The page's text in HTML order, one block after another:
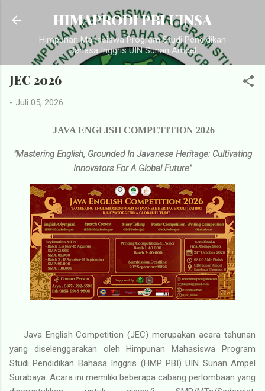
Langsung ke konten utama
HIMAPRODI PBI UINSA
Himpunan Mahasiswa Program Studi Pendidikan
Bahasa Inggris UIN Sunan Ampel
JEC 2026
- Juli 05, 2026
JAVA ENGLISH COMPETITION 2026
"Mastering English, Grounded In Javanese Heritage: Cultivating
Innovators For A Global Future"
Java English Competition (JEC) merupakan acara tahunan
yang diselenggarakan oleh Himpunan Mahasiswa Program
Studi Pendidikan Bahasa Inggris (HMP PBI) UIN Sunan Ampel
Surabaya. Acara ini memiliki beberapa cabang perlombaan yang